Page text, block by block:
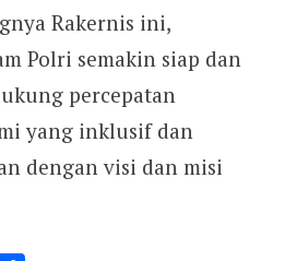
Rakernis ini,
Polri semakin siap dan
percepatan
yang inklusif dan
dengan visi dan misi